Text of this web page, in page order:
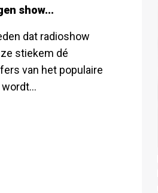
show...
dat radioshow
stiekem dé
van het populaire